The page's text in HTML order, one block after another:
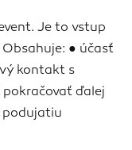
Je to vstup
● účasť
kontakt s
ďalej
podujatiu